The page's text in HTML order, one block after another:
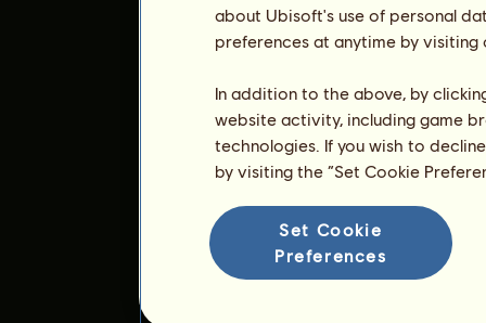
about Ubisoft's use of personal
preferences at anytime by
In addition to the above, by
website activity, including game
technologies. If you wish to
by visiting the “Set Cookie
Set Cookie
Preferences